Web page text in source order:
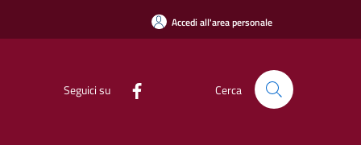
Accedi all'area personale
Seguici su Cerca